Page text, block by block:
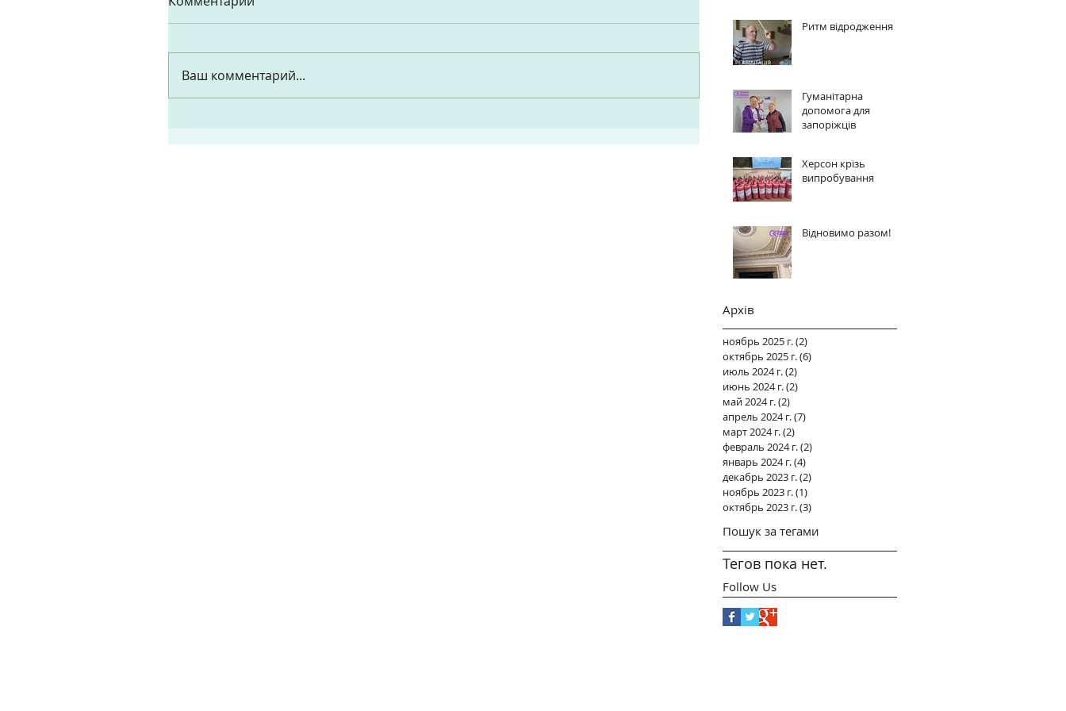
Ваш комментарий...
Ритм відродження
Гуманітарна
допомога для
запоріжців
Херсон крізь
випробування
Відновимо разом!
Архів
ноябрь 2025 г.(2)
октябрь 2025 г.(6)
июль 2024 г.(2)
июнь 2024 г.(2)
май 2024 г.(2)
апрель 2024 г.(7)
март 2024 г.(2)
февраль 2024 г.(2)
январь 2024 г.(4)
декабрь 2023 г.(2)
ноябрь 2023 г.(1)
октябрь 2023 г.(3)
Пошук за тегами
Тегов пока нет.
Follow Us